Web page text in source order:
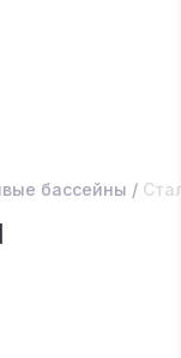
бассейны /